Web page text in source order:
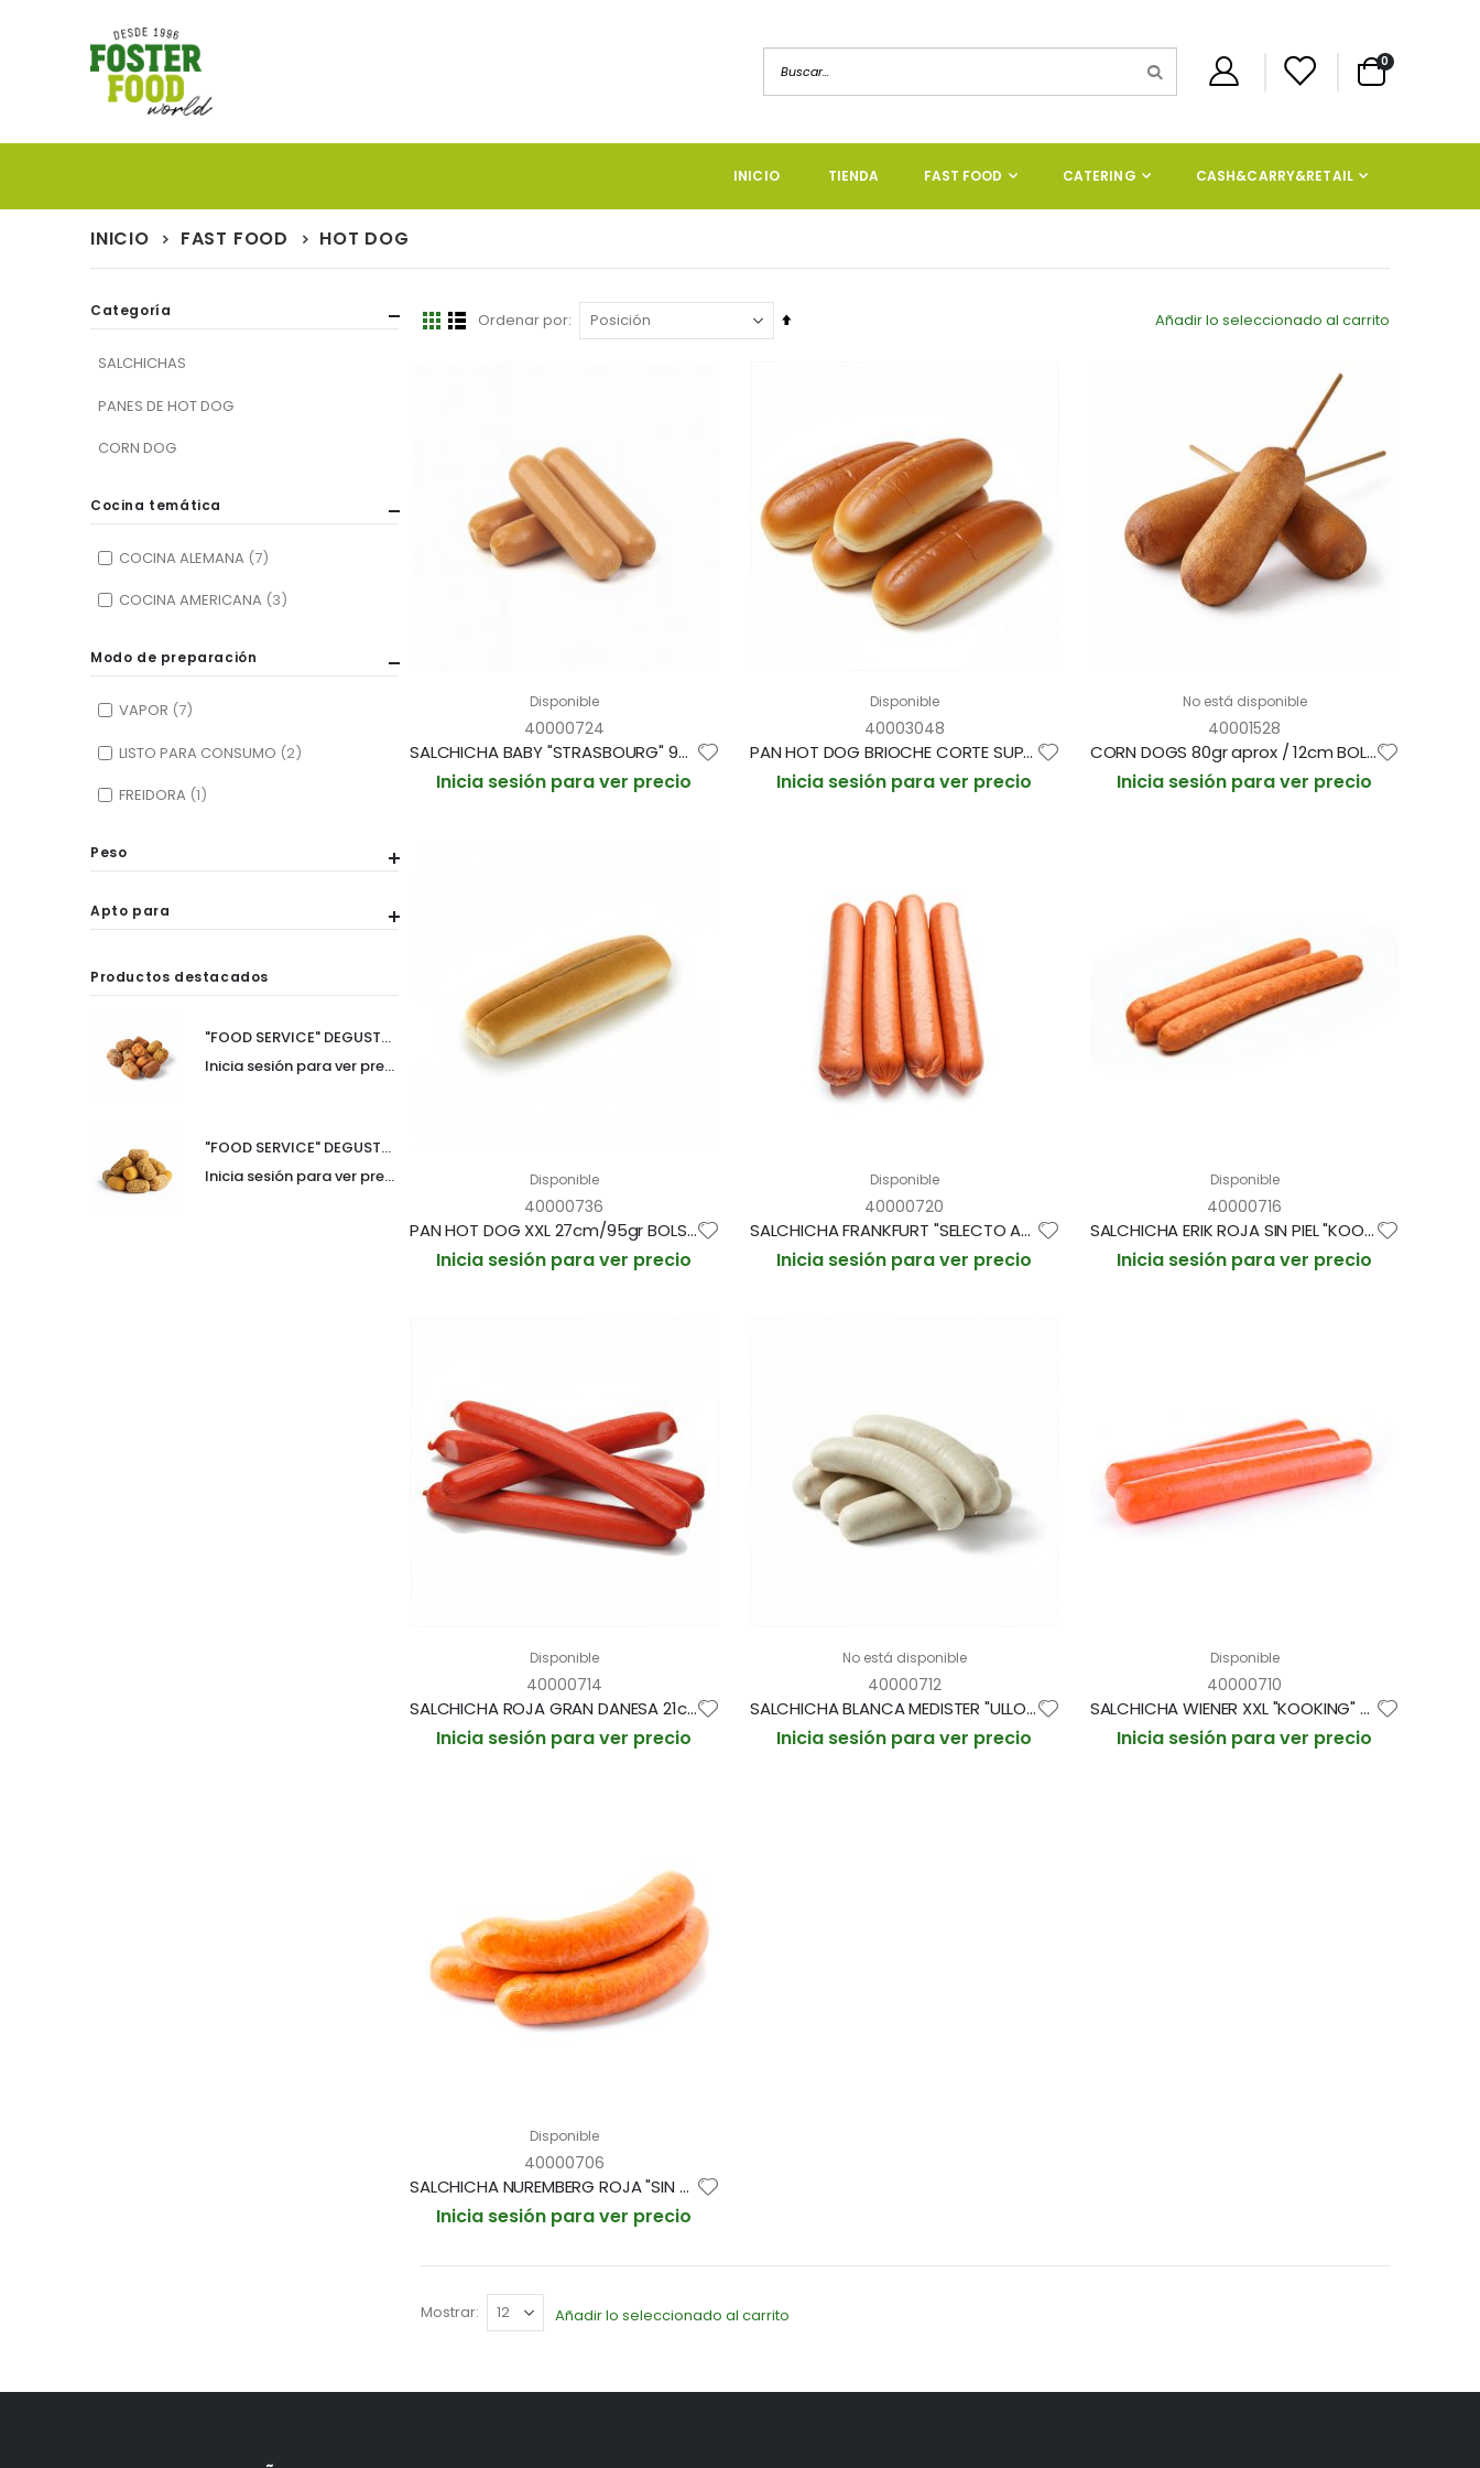
INICIO TIENDA FAST FOOD CATERING CASH&CARRY&RETAIL
Cart
0artículos
INICIO FAST FOOD HOT DOG
VerParrilla
Lista
Ordenar por
Fijar
Añadir lo seleccionado al carrito
Disponible
40000724
SALCHICHA BABY "STRASBOURG" 9cm/35gr LATA 39/40und (CAJA 6 LATAS)
Inicia sesión para ver precio
Disponible
40003048
PAN HOT DOG BRIOCHE CORTE SUPERIOR 21cm/80gr BOLSA 6und (CAJA 8 BOLSAS)
Inicia sesión para ver precio
No está disponible
40001528
CORN DOGS 80gr aprox / 12cm BOLSAS 12und (CAJA 6 BOLSAS)
Inicia sesión para ver precio
Disponible
40000736
PAN HOT DOG XXL 27cm/95gr BOLSA 5und (CAJA 15 BOLSAS)
Inicia sesión para ver precio
Disponible
40000720
SALCHICHA FRANKFURT "SELECTO AVE" "KOOKING" 20,5 cm 100g PAQUETE 11und (CAJA 9 PAQUETES)
Inicia sesión para ver precio
Disponible
40000716
SALCHICHA ERIK ROJA SIN PIEL "KOOKING" 22cm 770gr/aprox PAQUETE 8und (CAJA 15 PAQUETES)
Inicia sesión para ver precio
Disponible
40000714
SALCHICHA ROJA GRAN DANESA 21cm/125gr PAQUETE 2'5kg (CAJA 2 PAQUETES)
Inicia sesión para ver precio
No está disponible
40000712
SALCHICHA BLANCA MEDISTER "ULLOF" 18cm/125gr PAQUETE 2'5kg (CAJA 2 PAQUETES)
Inicia sesión para ver precio
Disponible
40000710
SALCHICHA WIENER XXL "KOOKING" 28cm / 1,250kg aprox PAQUETE 7und (CAJA 5 PAQUETES)
Inicia sesión para ver precio
Disponible
40000706
SALCHICHA NUREMBERG ROJA "SIN PIEL" "KOOKING" 17cm 1,200gr/aprox PAQUETE 17und (CAJA 9 PAQUETES)
Inicia sesión para ver precio
Mostrar Añadir lo seleccionado al carrito
Categoría
SALCHICHAS
PANES DE HOT DOG
CORN DOG
Cocina temática
COCINA ALEMANA 7
COCINA AMERICANA 3
Modo de preparación
VAPOR 7
LISTO PARA CONSUMO 2
FREIDORA 1
Peso
Apto para
Productos destacados
"FOOD SERVICE" DEGUSTACION DE CROQUETAS 30gr SURTIDO DE AUTOR BANDEJA 10und (CAJA 6 BANDEJAS)
Inicia sesión para ver precio
"FOOD SERVICE" DEGUSTACION CROQUETAS 30gr SURTIDO PREMIUM BANDEJA 10und (CAJA 6 BANDEJAS)
Inicia sesión para ver precio